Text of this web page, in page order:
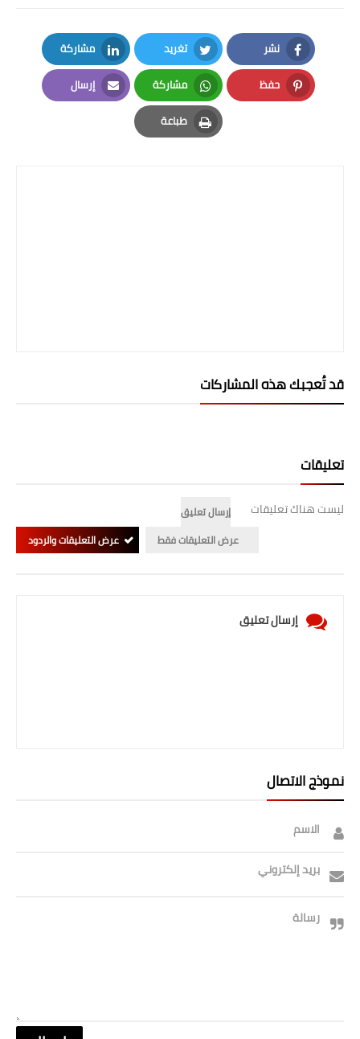
المرحلة المتوسطة
المرحلة الاعدادية
الجامعات
نشر
Facebook
تغريد
Twitter
مشاركة
LinkedIn
حفظ
Pinterest
مشاركة
Whatsapp
إرسال
Email
طباعة
Print
قد تُعجبك هذه المشاركات
تعليقات
ليست هناك تعليقات
إرسال تعليق
عرض التعليقات فقط
عرض التعليقات والردود
إرسال تعليق
نموذج الاتصال
الاسم
بريد إلكتروني
رسالة